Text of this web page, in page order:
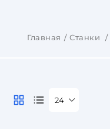
Главная Станки
24